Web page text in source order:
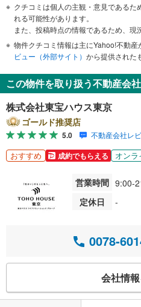
クチコミは個人の主観・意見であるた
れる可能性があります。
また、投稿時点の情報であるため、現
物件クチコミ情報は主にYahoo!不動
ビュー（外部サイト） から提供された
この物件を取り扱う不動産会社
株式会社東宝ハウス東京
ゴールド推奨店
5.0 不動産会社レ
おすすめ 成約でもらえる オン
営業時間 9:00-
定休日
-
0078-
会社情